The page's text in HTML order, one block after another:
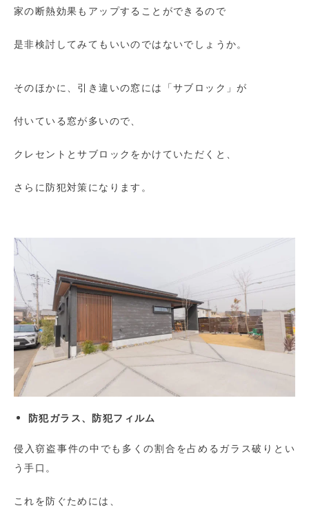
家の断熱効果もアップすることができるので
是非検討してみてもいいのではないでしょうか。
そのほかに、引き違いの窓には「サブロック」が
付いている窓が多いので、
クレセントとサブロックをかけていただくと、
さらに防犯対策になります。
防犯ガラス、防犯フィルム
侵入窃盗事件の中でも多くの割合を占めるガラス破りとい
う手口。
これを防ぐためには、